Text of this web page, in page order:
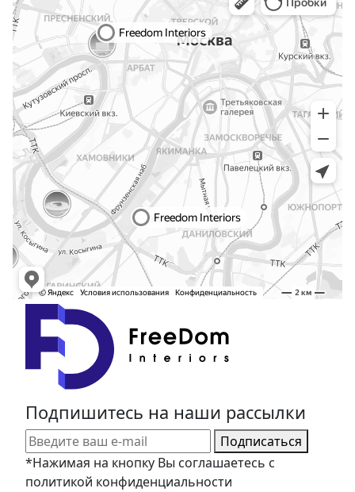
Подпишитесь на наши рассылки
Подписаться
*Нажимая на кнопку Вы соглашаетесь с
политикой конфиденциальности